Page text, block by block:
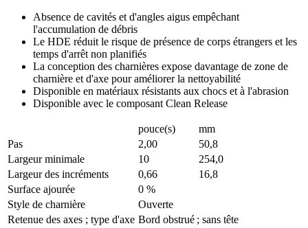
Absence de cavités et d'angles aigus empêchant
l'accumulation de débris
Le HDE réduit le risque de présence de corps étrangers et les
temps d'arrêt non planifiés
La conception des charnières expose davantage de zone de
charnière et d'axe pour améliorer la nettoyabilité
Disponible en matériaux résistants aux chocs et à l'abrasion
Disponible avec le composant Clean Release
pouce(s)
mm
Pas
2,00
50,8
Largeur minimale
10
254,0
Largeur des incréments
0,66
16,8
Surface ajourée
0 %
Style de charnière
Ouverte
Retenue des axes ; type d'axe Bord obstrué ; sans tête